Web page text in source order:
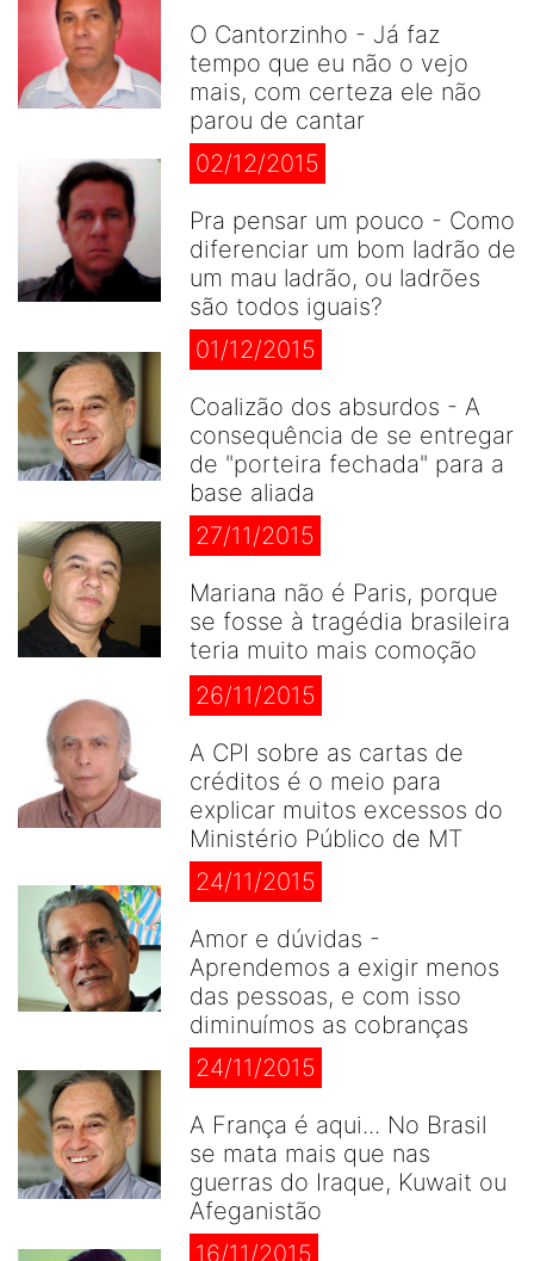
O Cantorzinho - Já faz
tempo que eu não o vejo
mais, com certeza ele não
parou de cantar
02/12/2015
Pra pensar um pouco - Como
diferenciar um bom ladrão de
um mau ladrão, ou ladrões
são todos iguais?
01/12/2015
Coalizão dos absurdos - A
consequência de se entregar
de "porteira fechada" para a
base aliada
27/11/2015
Mariana não é Paris, porque
se fosse à tragédia brasileira
teria muito mais comoção
26/11/2015
A CPI sobre as cartas de
créditos é o meio para
explicar muitos excessos do
Ministério Público de MT
24/11/2015
Amor e dúvidas -
Aprendemos a exigir menos
das pessoas, e com isso
diminuímos as cobranças
24/11/2015
A França é aqui... No Brasil
se mata mais que nas
guerras do Iraque, Kuwait ou
Afeganistão
16/11/2015